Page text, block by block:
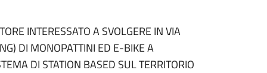
INTERESSATO A SVOLGERE IN VIA
DI MONOPATTINI ED E-BIKE A
DI STATION BASED SUL TERRITORIO